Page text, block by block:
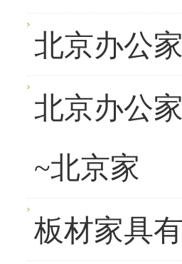
北京办公
北京办公
~北京家
板材家具